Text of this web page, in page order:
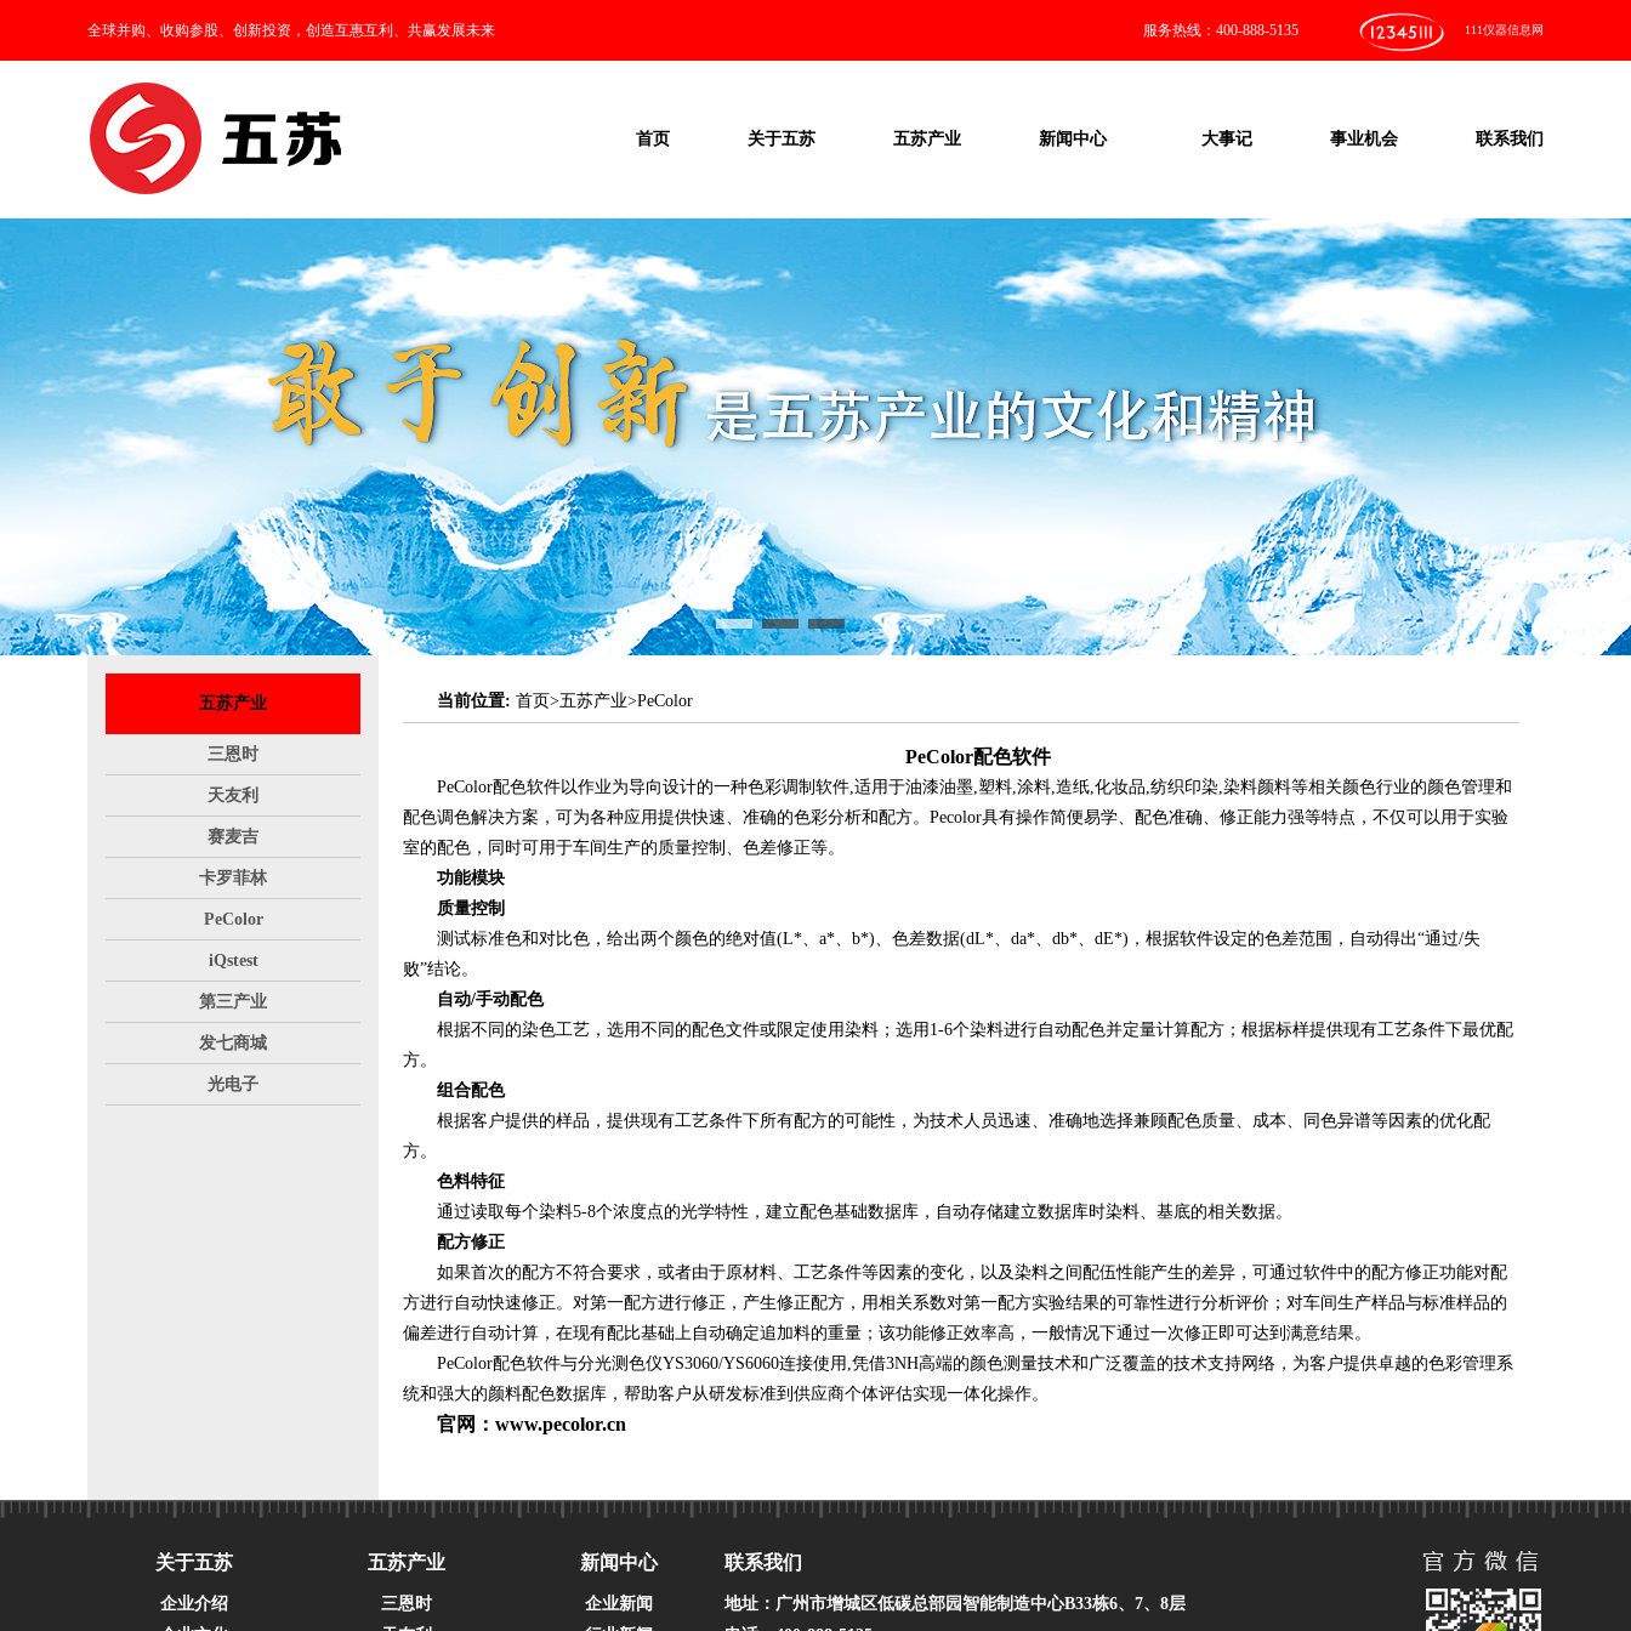
全球并购、收购参股、创新投资，创造互惠互利、共赢发展未来 111仪器信息网
服务热线：400-888-5135
首页 关于五苏 五苏产业 新闻中心 大事记 事业机会 联系我们
五苏产业
三恩时
天友利
赛麦吉
卡罗菲林
PeColor
iQstest
第三产业
发七商城
光电子
当前位置: 首页>五苏产业>PeColor
PeColor配色软件
PeColor配色软件以作业为导向设计的一种色彩调制软件,适用于油漆油墨,塑料,涂料,造纸,化妆品,纺织印染,染料颜料等相关颜色行业的颜色管理和
配色调色解决方案，可为各种应用提供快速、准确的色彩分析和配方。Pecolor具有操作简便易学、配色准确、修正能力强等特点，不仅可以用于实验
室的配色，同时可用于车间生产的质量控制、色差修正等。
功能模块
质量控制
测试标准色和对比色，给出两个颜色的绝对值(L*、a*、b*)、色差数据(dL*、da*、db*、dE*)，根据软件设定的色差范围，自动得出“通过/失
败”结论。
自动/手动配色
根据不同的染色工艺，选用不同的配色文件或限定使用染料；选用1-6个染料进行自动配色并定量计算配方；根据标样提供现有工艺条件下最优配
方。
组合配色
根据客户提供的样品，提供现有工艺条件下所有配方的可能性，为技术人员迅速、准确地选择兼顾配色质量、成本、同色异谱等因素的优化配
方。
色料特征
通过读取每个染料5-8个浓度点的光学特性，建立配色基础数据库，自动存储建立数据库时染料、基底的相关数据。
配方修正
如果首次的配方不符合要求，或者由于原材料、工艺条件等因素的变化，以及染料之间配伍性能产生的差异，可通过软件中的配方修正功能对配
方进行自动快速修正。对第一配方进行修正，产生修正配方，用相关系数对第一配方实验结果的可靠性进行分析评价；对车间生产样品与标准样品的
偏差进行自动计算，在现有配比基础上自动确定追加料的重量；该功能修正效率高，一般情况下通过一次修正即可达到满意结果。
PeColor配色软件与分光测色仪YS3060/YS6060连接使用,凭借3NH高端的颜色测量技术和广泛覆盖的技术支持网络，为客户提供卓越的色彩管理系
统和强大的颜料配色数据库，帮助客户从研发标准到供应商个体评估实现一体化操作。
官网： www.pecolor.cn
关于五苏
企业介绍
五苏产业
三恩时
新闻中心
企业新闻
联系我们
地址：广州市增城区低碳总部园智能制造中心B33栋6、7、8层